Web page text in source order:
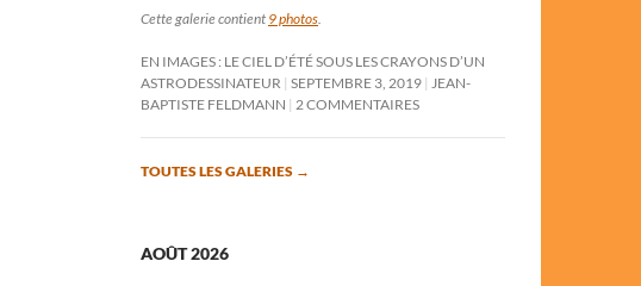
Cette galerie contient 9 photos
EN IMAGES : LE CIEL D’ÉTÉ SOUS LES CRAYONS D’UN
ASTRODESSINATEUR SEPTEMBRE 3, 2019
JEAN-
BAPTISTE FELDMANN
2 COMMENTAIRES
TOUTES LES GALERIES →
AOÛT 2026